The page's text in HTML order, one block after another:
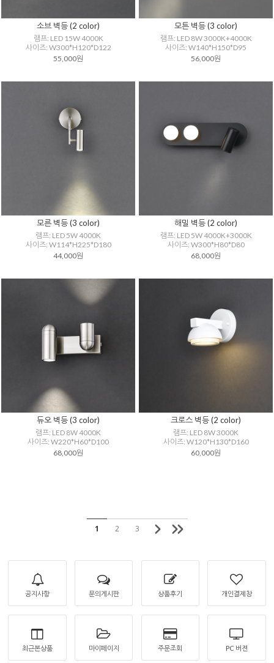
소브 벽등 (2 color)
램프: LED 15W 4000K
사이즈: W300*H120*D122
55,000원
모튼 벽등 (3 color)
램프: LED 8W 3000K+4000K
사이즈: W140*H150*D95
56,000원
모른 벽등 (3 color)
램프: LED 5W 4000K
사이즈: W114*H225*D180
44,000원
해밀 벽등 (2 color)
램프: LED 5W 4000K+3000K
사이즈: W300*H80*D80
68,000원
듀오 벽등 (3 color)
램프: LED 8W 4000K
사이즈: W220*H60*D100
68,000원
크로스 벽등 (2 color)
램프: LED 8W 3000K
사이즈: W120*H130*D160
60,000원
1 2 3
공지사항 문의게시판 상품후기 개인결제창
최근본상품 마이페이지 주문조회 PC 버젼